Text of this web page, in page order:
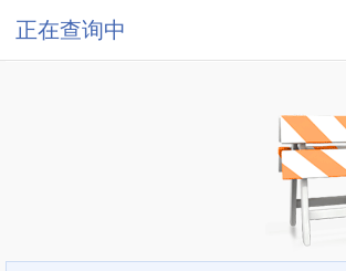
正在查询中